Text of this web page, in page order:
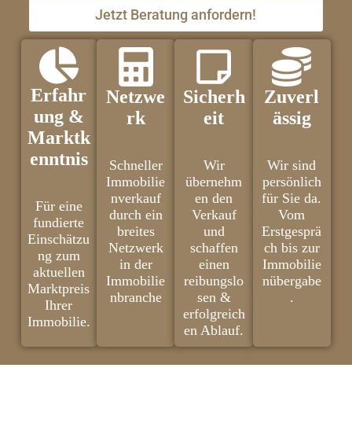
Jetzt Beratung anfordern!
Erfahr
ung &
Marktk
enntnis
Für eine
fundierte
Einschätzu
ng zum
aktuellen
Marktpreis
Ihrer
Immobilie.
Netzwe
rk
Schneller
Immobilie
nverkauf
durch ein
breites
Netzwerk
in der
Immobilie
nbranche
Sicherh
eit
Wir
übernehm
en den
Verkauf
und
schaffen
einen
reibungslo
sen &
erfolgreich
en Ablauf.
Zuverl
ässig
Wir sind
persönlich
für Sie da.
Vom
Erstgesprä
ch bis zur
Immobilie
nübergabe
.